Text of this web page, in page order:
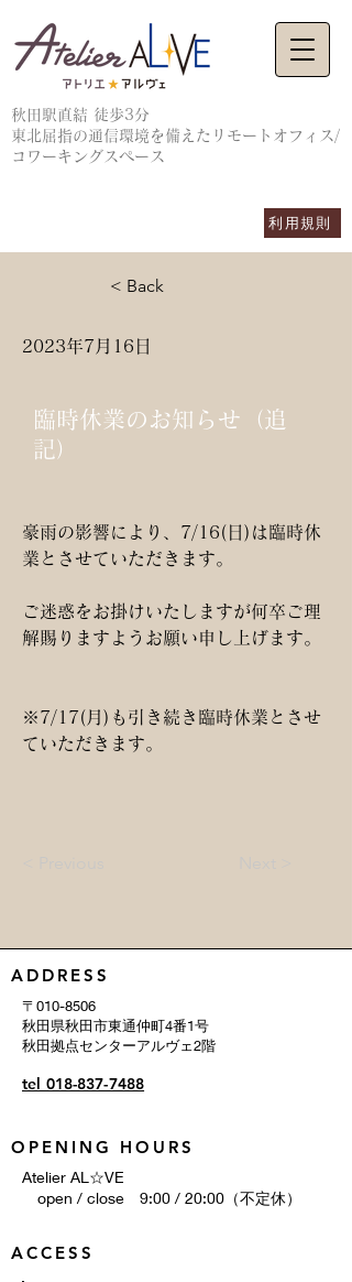
秋田駅直結 徒歩3分
東北屈指の通信環境を備えたリモートオフィス/
コワーキングスペース
利用規則
< Back
2023年7月16日
臨時休業のお知らせ（追
記）
豪雨の影響により、7/16(日)は臨時休
業とさせていただきます。
ご迷惑をお掛けいたしますが何卒ご理
解賜りますようお願い申し上げます。
※7/17(月)も引き続き臨時休業とさせ
ていただきます。
ADDRESS
〒010-8506
秋田県秋田市東通仲町4番1号
秋田拠点センターアルヴェ2階
tel 018-837-7488
OPENING HOURS
Atelier AL☆VE
open / close 9:00 / 20:00（不定休）
ACCESS